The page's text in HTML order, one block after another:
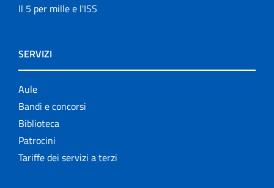
Il 5 per mille e l'ISS
SERVIZI
Aule
Bandi e concorsi
Biblioteca
Patrocini
Tariffe dei servizi a terzi